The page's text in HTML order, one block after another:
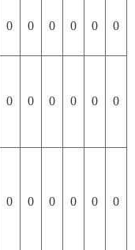
0 0 0 0 0 0
0 0 0 0 0 0
0 0 0 0 0 0